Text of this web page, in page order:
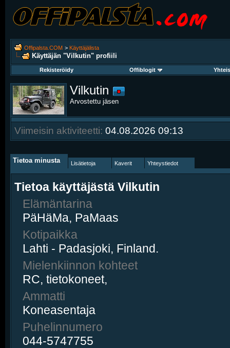
Offipalsta.COM > Käyttäjälista
Käyttäjän "Vilkutin" profiili
Rekisteröidy Offiblogit
Vilkutin
Arvostettu jäsen
Viimeisin aktiviteetti: 04.08.2026 09:13
Tietoa minusta Lisätietoja Kaverit Yhteystiedot
Tietoa käyttäjästä Vilkutin
Elämäntarina
PäHäMa, PaMaas
Kotipaikka
Lahti - Padasjoki, Finland.
Mielenkiinnon kohteet
RC, tietokoneet,
Ammatti
Koneasentaja
Puhelinnumero
044-5747755